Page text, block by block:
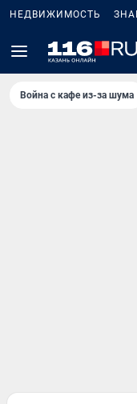
НЕДВИЖИМОСТЬ
Война с кафе из-за шума